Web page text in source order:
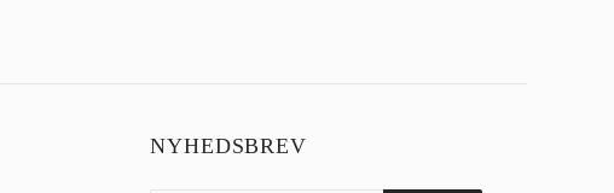
NYHEDSBREV